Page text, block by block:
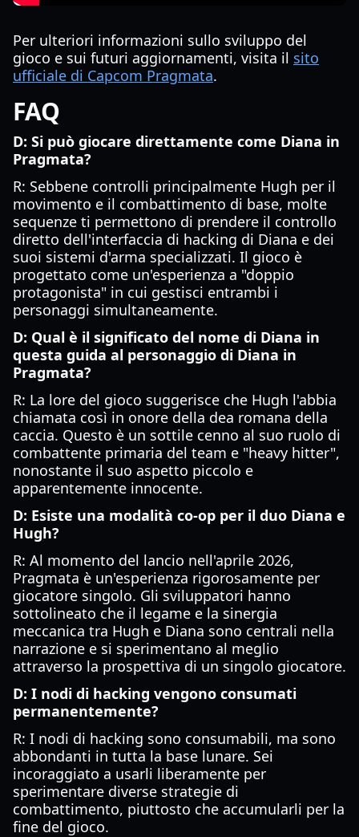
Per ulteriori informazioni sullo sviluppo del
gioco e sui futuri aggiornamenti, visita il sito
ufficiale di Capcom Pragmata.
FAQ
D: Si può giocare direttamente come Diana in
Pragmata?
R: Sebbene controlli principalmente Hugh per il
movimento e il combattimento di base, molte
sequenze ti permettono di prendere il controllo
diretto dell'interfaccia di hacking di Diana e dei
suoi sistemi d'arma specializzati. Il gioco è
progettato come un'esperienza a "doppio
protagonista" in cui gestisci entrambi i
personaggi simultaneamente.
D: Qual è il significato del nome di Diana in
questa guida al personaggio di Diana in
Pragmata?
R: La lore del gioco suggerisce che Hugh l'abbia
chiamata così in onore della dea romana della
caccia. Questo è un sottile cenno al suo ruolo di
combattente primaria del team e "heavy hitter",
nonostante il suo aspetto piccolo e
apparentemente innocente.
D: Esiste una modalità co-op per il duo Diana e
Hugh?
R: Al momento del lancio nell'aprile 2026,
Pragmata è un'esperienza rigorosamente per
giocatore singolo. Gli sviluppatori hanno
sottolineato che il legame e la sinergia
meccanica tra Hugh e Diana sono centrali nella
narrazione e si sperimentano al meglio
attraverso la prospettiva di un singolo giocatore.
D: I nodi di hacking vengono consumati
permanentemente?
R: I nodi di hacking sono consumabili, ma sono
abbondanti in tutta la base lunare. Sei
incoraggiato a usarli liberamente per
sperimentare diverse strategie di
combattimento, piuttosto che accumularli per la
fine del gioco.